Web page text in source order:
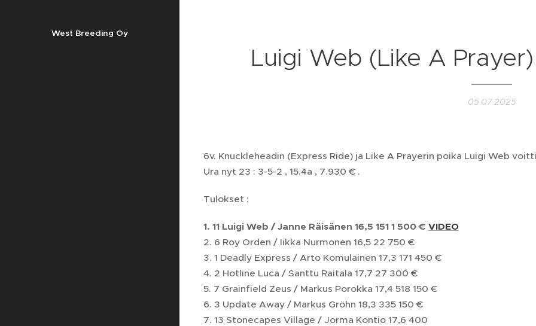
West Breeding Oy
Luigi Web (Like A
05.07.2025
6v. Knuckleheadin (Express Ride) ja Like A Prayerin poika Luigi Web
Ura nyt 23 : 3-5-2 , 15.4a , 7.930 € .
Tulokset :
1. 11 Luigi Web / Janne Räisänen 16,5 151 1 500 € VIDEO
2. 6 Roy Orden / Iikka Nurmonen
3. 1 Deadly Express / Arto
4. 2 Hotline Luca / Santtu
5. 7 Grainfield Zeus / Markus
6. 3 Update Away / Markus Gröhn
7. 13 Stonecapes Village / Jorma Kontio 17,6 400